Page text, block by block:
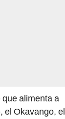
alimenta a
el Okavango, el